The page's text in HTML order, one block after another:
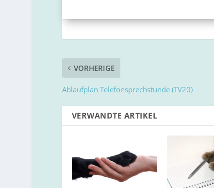
VORHERIGE
Ablaufplan Telefonsprechstunde (TV20)
VERWANDTE ARTIKEL